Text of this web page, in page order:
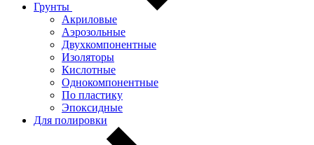
Грунты
Акриловые
Аэрозольные
Двухкомпонентные
Изоляторы
Кислотные
Однокомпонентные
По пластику
Эпоксидные
Для полировки